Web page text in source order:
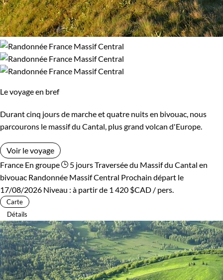
Le voyage en bref
Durant cinq jours de marche et quatre nuits en bivouac, nous
parcourons le massif du Cantal, plus grand volcan d'Europe.
Voir le voyage
France En groupe 5 joursTraversée du Massif du Cantal en
bivouac Randonnée Massif Central Prochain départ le
17/08/2026 Niveau : à partir de 1 420 $CAD / pers.
Carte
Détails